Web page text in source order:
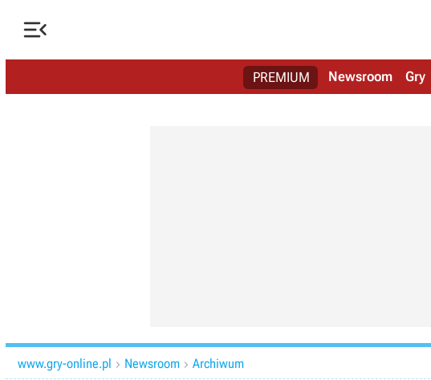

PREMIUM Newsroom Gry
www.gry-online.pl  Newsroom  Archiwum